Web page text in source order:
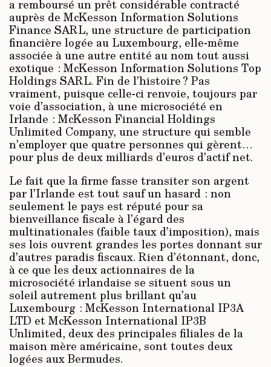
a remboursé un prêt considérable contracté
auprès de McKesson Information Solutions
Finance SARL, une structure de participation
financière logée au Luxembourg, elle-même
associée à une autre entité au nom tout aussi
exotique : McKesson Information Solutions Top
Holdings SARL. Fin de l’histoire ? Pas
vraiment, puisque celle-ci renvoie, toujours par
voie d’association, à une microsociété en
Irlande : McKesson Financial Holdings
Unlimited Company, une structure qui semble
n’employer que quatre personnes qui gèrent…
pour plus de deux milliards d’euros d’actif net.
Le fait que la firme fasse transiter son argent
par l’Irlande est tout sauf un hasard : non
seulement le pays est réputé pour sa
bienveillance fiscale à l’égard des
multinationales (faible taux d’imposition), mais
ses lois ouvrent grandes les portes donnant sur
d’autres paradis fiscaux. Rien d’étonnant, donc,
à ce que les deux actionnaires de la
microsociété irlandaise se situent sous un
soleil autrement plus brillant qu’au
Luxembourg : McKesson International IP3A
LTD et McKesson International IP3B
Unlimited, deux des principales filiales de la
maison mère américaine, sont toutes deux
logées aux Bermudes.